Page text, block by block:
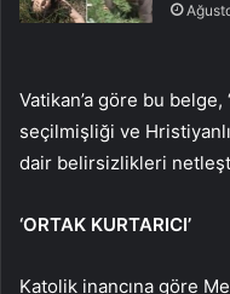
Vatikan’a göre bu belge,
seçilmişliği ve
dair belirsizlikleri
‘ORTAK KURTARICI’
Katolik inancına göre